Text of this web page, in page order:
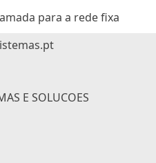
para a rede fixa